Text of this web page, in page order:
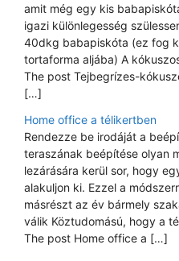
amit még egy kis
igazi különlegesség
40dkg babapiskóta (ez fog
tortaforma aljába) A
The post Tejbegrízes-
[…]
Home office a télikertben
Rendezze be irodáját a
teraszának beépítése olyan
lezárására kerül sor, hogy
alakuljon ki. Ezzel a
másrészt az év bármely
válik Köztudomású, hogy a
The post Home office a […]